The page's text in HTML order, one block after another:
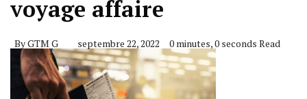
voyage affaire
ByGTM G septembre 22, 2022 0 minutes, 0 seconds Read